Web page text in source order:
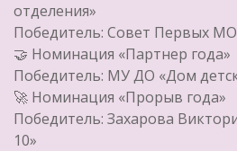
отделения»
Победитель: Совет Первых
🤝 Номинация «Партнер года»
Победитель: МУ ДО «Дом
🚀 Номинация «Прорыв года»
Победитель: Захарова
10»